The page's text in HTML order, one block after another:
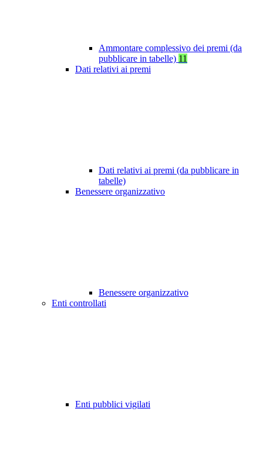
Ammontare complessivo dei premi (da
pubblicare in tabelle) 11
Dati relativi ai premi
Dati relativi ai premi (da pubblicare in
tabelle)
Benessere organizzativo
Benessere organizzativo
Enti controllati
Enti pubblici vigilati